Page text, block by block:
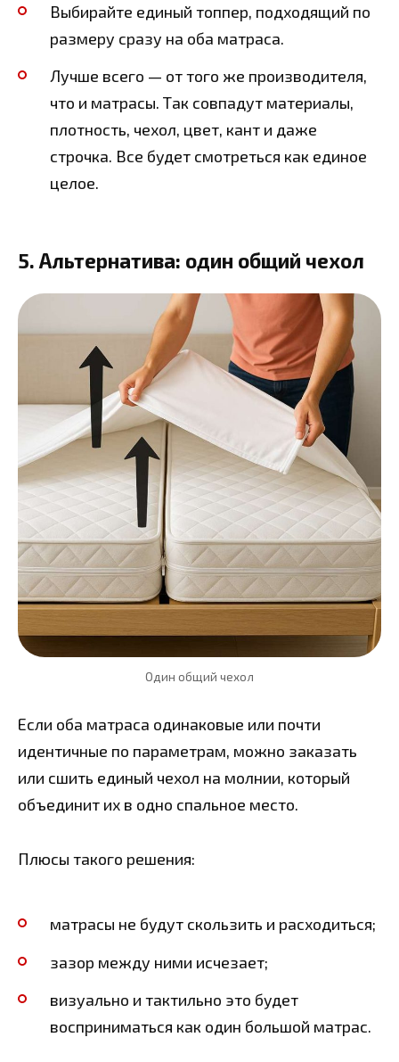
Выбирайте единый топпер, подходящий по
размеру сразу на оба матраса.
Лучше всего — от того же производителя,
что и матрасы. Так совпадут материалы,
плотность, чехол, цвет, кант и даже
строчка. Все будет смотреться как единое
целое.
5. Альтернатива: один общий чехол
Один общий чехол
Если оба матраса одинаковые или почти
идентичные по параметрам, можно заказать
или сшить единый чехол на молнии, который
объединит их в одно спальное место.
Плюсы такого решения:
матрасы не будут скользить и расходиться;
зазор между ними исчезает;
визуально и тактильно это будет
восприниматься как один большой матрас.